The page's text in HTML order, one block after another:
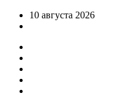
Перейти10 августа 2026